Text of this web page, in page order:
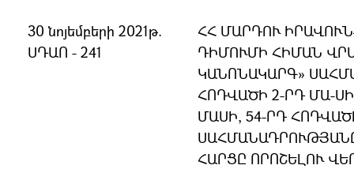
30 նոյեմբերի 2021թ.
ՍԴԱՈ - 241
ՀՀ ՄԱՐԴՈՒ
ԴԻՄՈՒՄԻ ՀԻՄԱՆ
ԿԱՆՈՆԱԿԱՐԳ»
ՀՈԴՎԱԾԻ 2-ՐԴ ՄԱ-
ՄԱՍԻ, 54-ՐԴ
ՀԱՐՑԸ ՈՐՈՇԵԼՈՒ